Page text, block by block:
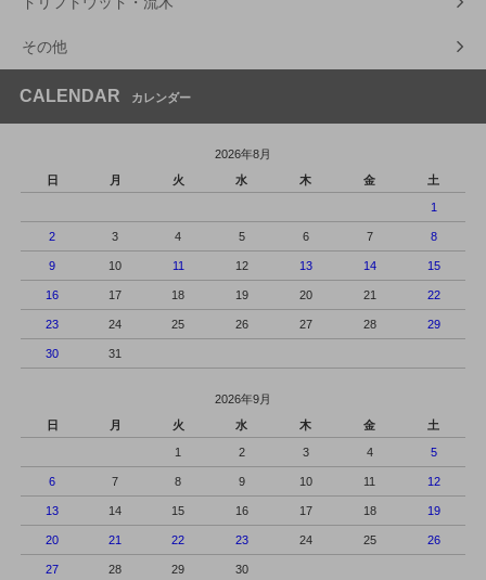
その他
CALENDAR カレンダー
2026年8月
日
月 火 水 木 金 土
1
2 3 4 5 6 7 8
9 10 11 12 13 14 15
16 17 18 19 20 21 22
23 24 25 26 27 28 29
30 31
2026年9月
日
月 火 水 木 金 土
1 2 3 4 5
6 7 8 9 10 11 12
13 14 15 16 17 18 19
20 21 22 23 24 25 26
27 28 29 30